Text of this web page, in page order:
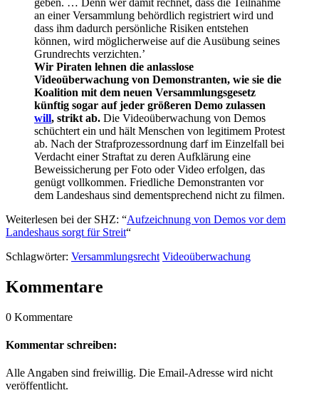
an einer Versammlung behördlich registriert wird und
dass ihm dadurch persönliche Risiken entstehen
können, wird möglicherweise auf die Ausübung seines
Grundrechts verzichten.’
Wir Piraten lehnen die anlasslose
Videoüberwachung von Demonstranten, wie sie die
Koalition mit dem neuen Versammlungsgesetz
künftig sogar auf jeder größeren Demo zulassen
will, strikt ab. Die Videoüberwachung von Demos
schüchtert ein und hält Menschen von legitimem Protest
ab. Nach der Strafprozessordnung darf im Einzelfall bei
Verdacht einer Straftat zu deren Aufklärung eine
Beweissicherung per Foto oder Video erfolgen, das
genügt vollkommen. Friedliche Demonstranten vor
dem Landeshaus sind dementsprechend nicht zu filmen.
Weiterlesen bei der SHZ: “Aufzeichnung von Demos vor dem
Landeshaus sorgt für Streit“
Schlagwörter: Versammlungsrecht Videoüberwachung
Kommentare
0 Kommentare
Kommentar schreiben:
Alle Angaben sind freiwillig. Die Email-Adresse wird nicht
veröffentlicht.